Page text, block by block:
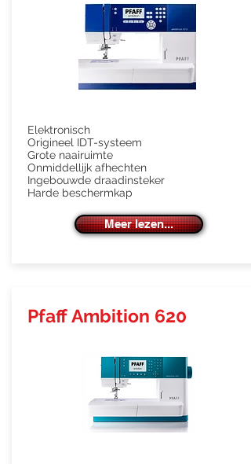
Elektronisch
Origineel IDT-systeem
Grote naairuimte
Onmiddellijk afhechten
Ingebouwde draadinsteker
Harde beschermkap
Meer lezen...
Pfaff Ambition 620